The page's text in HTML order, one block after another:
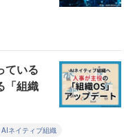
ている
「組織
AIネイティブ組織